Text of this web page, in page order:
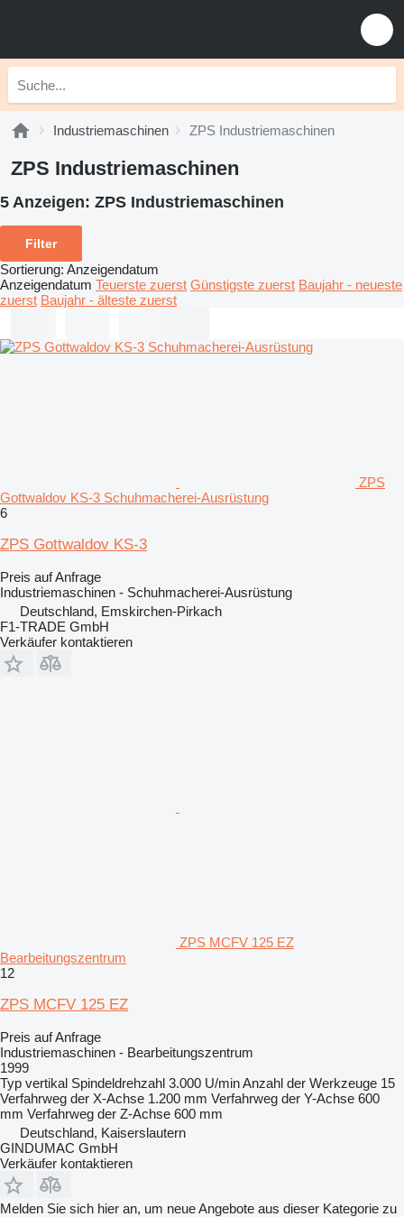
Industriemaschinen ZPS Industriemaschinen
ZPS Industriemaschinen
5 Anzeigen: ZPS Industriemaschinen
Filter
Sortierung: Anzeigendatum
Anzeigendatum Teuerste zuerst Günstigste zuerst Baujahr - neueste
zuerst Baujahr - älteste zuerst
ZPS
Gottwaldov KS-3 Schuhmacherei-Ausrüstung
6
ZPS Gottwaldov KS-3
Preis auf Anfrage
Industriemaschinen - Schuhmacherei-Ausrüstung
Deutschland, Emskirchen-Pirkach
F1-TRADE GmbH
Verkäufer kontaktieren
ZPS MCFV 125 EZ
Bearbeitungszentrum
12
ZPS MCFV 125 EZ
Preis auf Anfrage
Industriemaschinen - Bearbeitungszentrum
1999
Typ vertikal Spindeldrehzahl 3.000 U/minAnzahl der Werkzeuge 15
Verfahrweg der X-Achse 1.200 mm Verfahrweg der Y-Achse 600
mm Verfahrweg der Z-Achse 600 mm
Deutschland, Kaiserslautern
GINDUMAC GmbH
Verkäufer kontaktieren
Melden Sie sich hier an, um neue Angebote aus dieser Kategorie zu